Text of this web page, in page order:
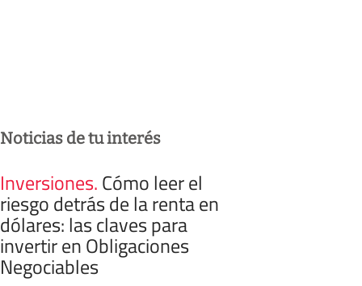
Noticias de tu interés
Inversiones.Cómo leer el
riesgo detrás de la renta en
dólares: las claves para
invertir en Obligaciones
Negociables